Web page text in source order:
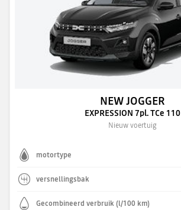
NEW JOGGER
EXPRESSION 7pl. TCe 110
Nieuw voertuig
motortype
versnellingsbak
Gecombineerd verbruik (l/100 km)